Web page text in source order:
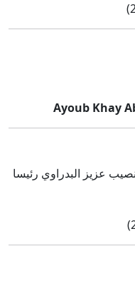
Ayoub Khay
عزيز البدراوي رئيسا